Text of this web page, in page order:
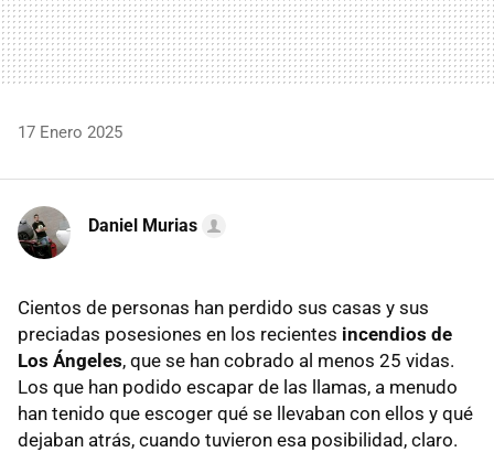
17 Enero 2025
Daniel Murias
Cientos de personas han perdido sus casas y sus
preciadas posesiones en los recientes incendios de
Los Ángeles, que se han cobrado al menos 25 vidas.
Los que han podido escapar de las llamas, a menudo
han tenido que escoger qué se llevaban con ellos y qué
dejaban atrás, cuando tuvieron esa posibilidad, claro.